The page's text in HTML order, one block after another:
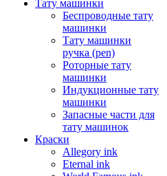
Тату машинки
Беспроводные тату
машинки
Тату машинки
ручка (pen)
Роторные тату
машинки
Индукционные тату
машинки
Запасные части для
тату машинок
Краски
Allegory ink
Eternal ink